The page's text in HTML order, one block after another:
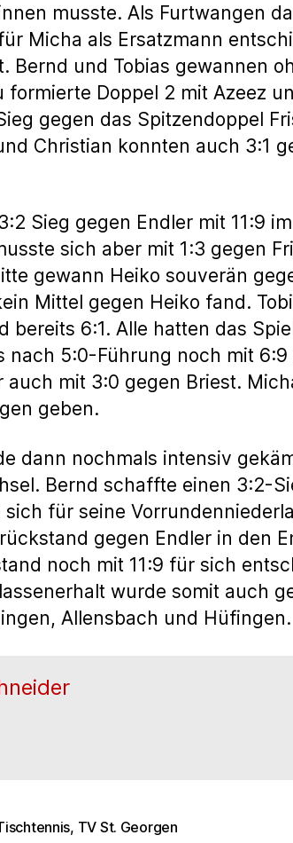
musste. Als Furtwangen
Micha als Ersatzmann
Bernd und Tobias gewannen
formierte Doppel 2 mit Azeez
gegen das Spitzendoppel
Christian konnten auch 3:1
Sieg gegen Endler mit 11:9 im
sich aber mit 1:3 gegen
gewann Heiko souverän
Mittel gegen Heiko fand.
bereits 6:1. Alle hatten das
nach 5:0-Führung noch mit
mit 3:0 gegen Briest.
geben.
dann nochmals intensiv
Bernd schaffte einen 3:2-
für seine
gegen Endler in den
noch mit 11:9 für sich
wurde somit auch
Allensbach und Hüfingen.
, TV St. Georgen